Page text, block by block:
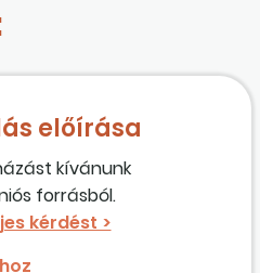
előírása
kívánunk
forrásból.
folytatunk le,
hogy a